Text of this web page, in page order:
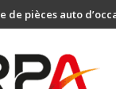
pièces auto